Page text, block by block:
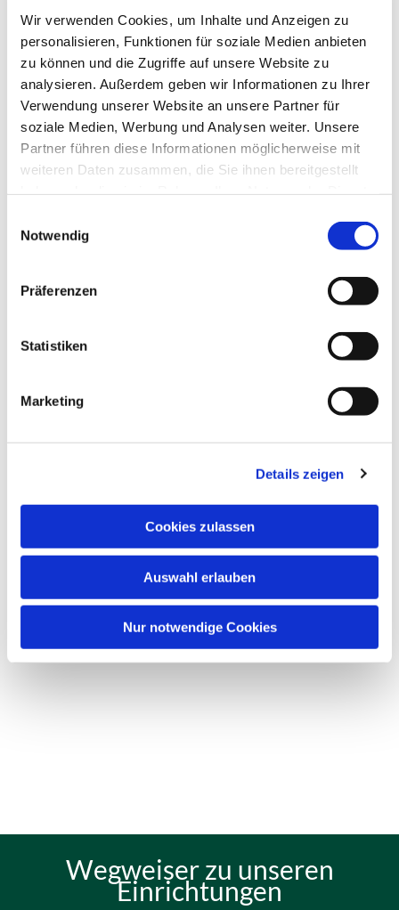
Wir verwenden Cookies, um Inhalte und Anzeigen zu
personalisieren, Funktionen für soziale Medien anbieten
zu können und die Zugriffe auf unsere Website zu
analysieren. Außerdem geben wir Informationen zu Ihrer
Verwendung unserer Website an unsere Partner für
soziale Medien, Werbung und Analysen weiter. Unsere
Partner führen diese Informationen möglicherweise mit
weiteren Daten zusammen, die Sie ihnen bereitgestellt
Notwendig
Präferenzen
Statistiken
Marketing
Details zeigen
Cookies zulassen
Auswahl erlauben
Nur notwendige Cookies
Dies könnte Sie auch interessieren
Wegweiser zu unseren
Einrichtungen